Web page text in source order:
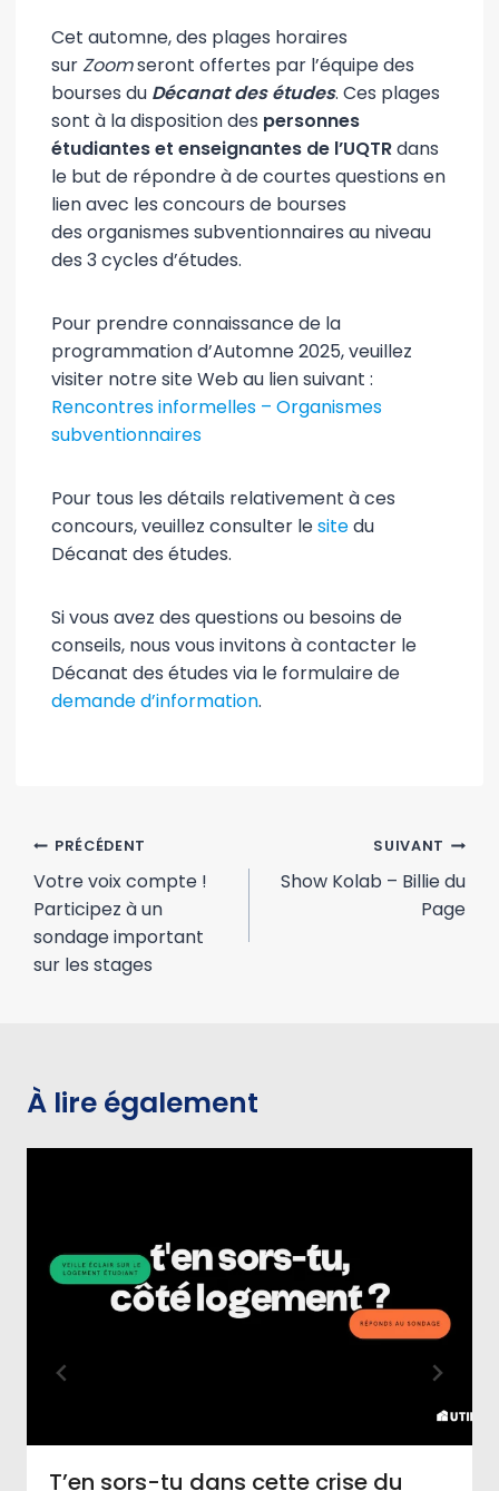
Cet automne, des plages horaires
surZoomseront offertes par l’équipe des
bourses du Décanat des études. Ces plages
sont à la disposition des personnes
étudiantes et enseignantes de l’UQTRdans
le but de répondre à de courtes questions en
lien avec les concours de bourses
des organismes subventionnaires au niveau
des 3 cycles d’études.
Pour prendre connaissance de la
programmation d’Automne 2025, veuillez
visiter notre site Web au lien suivant :
Rencontres informelles – Organismes
subventionnaires
Pour tous les détails relativement à ces
concours, veuillez consulter lesitedu
Décanat des études.
Si vous avez des questions ou besoins de
conseils, nous vous invitons à contacter le
Décanat des études via le formulaire de
demande d’information.
Navigation
de
l'article
PRÉCÉDENT
Votre voix compte !
Participez à un
sondage important
sur les stages
SUIVANT
Show Kolab – Billie du
Page
À lire également
T’en sors-tu dans cette crise du